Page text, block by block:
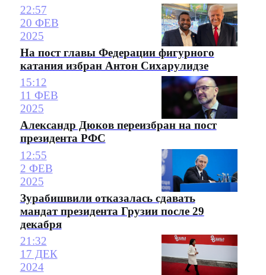
22:57
20 ФЕВ
2025
На пост главы Федерации фигурного
катания избран Антон Сихарулидзе
15:12
11 ФЕВ
2025
Александр Дюков переизбран на пост
президента РФС
12:55
2 ФЕВ
2025
Зурабишвили отказалась сдавать
мандат президента Грузии после 29
декабря
21:32
17 ДЕК
2024